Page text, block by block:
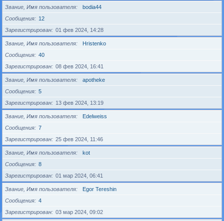
Звание, Имя пользователя
bodia44
Сообщения
12
Зарегистрирован
01 фев 2024, 14:28
Звание, Имя пользователя
Hristenko
Сообщения
40
Зарегистрирован
08 фев 2024, 16:41
Звание, Имя пользователя
apotheke
Сообщения
5
Зарегистрирован
13 фев 2024, 13:19
Звание, Имя пользователя
Edelweiss
Сообщения
7
Зарегистрирован
25 фев 2024, 11:46
Звание, Имя пользователя
kot
Сообщения
8
Зарегистрирован
01 мар 2024, 06:41
Звание, Имя пользователя
Egor Tereshin
Сообщения
4
Зарегистрирован
03 мар 2024, 09:02